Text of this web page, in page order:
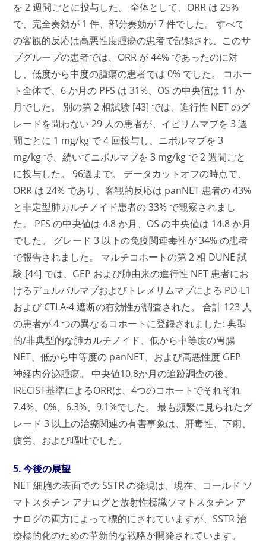
を 2 週間ごとに投与した。 全体として、ORR は 25%
で、完全奏効が 1 件、部分奏効が 7 件でした。 すべて
の客観的反応は高悪性度腫瘍の患者で記録され、このサ
ブグループの患者では、ORR が 44% であったのに対
し、低度から中度の腫瘍の患者では 0% でした。 コホー
ト全体で、6 か月の PFS は 31%、OS の中央値は 11 か
月でした。 別の第 2 相試験 [43] では、進行性 NET のグ
レードを問わない 29 人の患者が、イピリムマブを 3 週
間ごとに 1 mg/kg で 4 回投与し、ニボルマブを 3
mg/kg で、続いてニボルマブを 3 mg/kg で 2 週間ごと
に投与した。 96週まで。 データカットオフの時点で、
ORR は 24% であり、客観的反応は panNET 患者の 43%
と非定型肺カルチノイド患者の 33% で観察されまし
た。 PFS の中央値は 4.8 か月、OS の中央値は 14.8 か月
でした。 グレード 3 以下の免疫関連毒性が 34% の患者
で報告されました。 マルチコホートの第 2 相 DUNE 試
験 [44] では、GEP および肺由来の進行性 NET 患者にお
けるデュルバルマブおよびトレメリムマブによる PD-L1
および CTLA-4 遮断の有効性が調査された。 合計 123 人
の患者が 4 つの異なるコホートに登録されました: 典型
的/非典型的な肺カルチノイド、低から中等度の胃腸
NET、低から中等度の panNET、および高悪性度 GEP
神経内分泌腫瘍。 中央値10.8か月の追跡調査の後、
iRECIST基準によるORRは、4つのコホートでそれぞれ
7.4%、0%、6.3%、9.1%でした。 最も頻繁に見られたグ
レード 3 以上の治療関連の有害事象は、肝毒性、下痢、
疲労、および嘔吐でした。
5. 今後の展望
NET 細胞の表面での SSTR の発現は、現在、コールド ソ
マトスタチン アナログと放射性標識ソマトスタチン ア
ナログの両方によって標的にされていますが、SSTR 治
療標的化のための革新的な戦略が開発されています。